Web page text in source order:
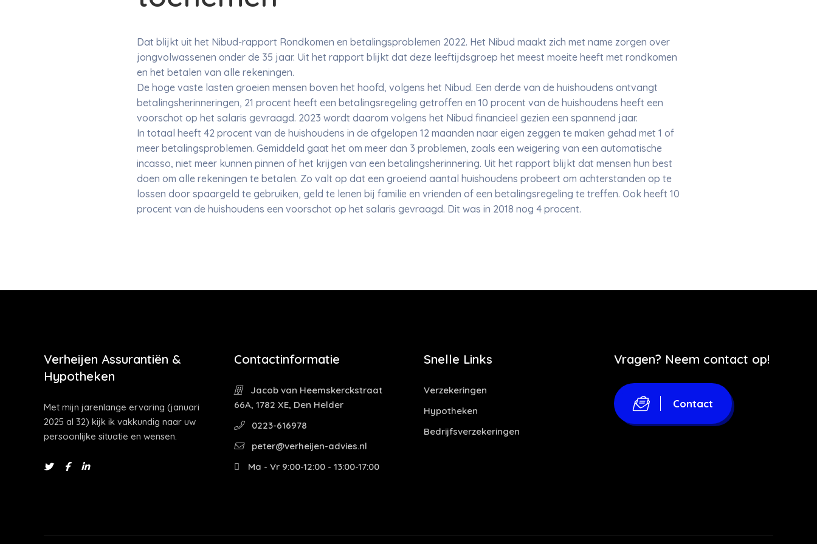
Dat blijkt uit het Nibud-rapport Rondkomen en betalingsproblemen 2022. Het Nibud maakt zich met name zorgen over
jongvolwassenen onder de 35 jaar. Uit het rapport blijkt dat deze leeftijdsgroep het meest moeite heeft met rondkomen
en het betalen van alle rekeningen.
De hoge vaste lasten groeien mensen boven het hoofd, volgens het Nibud. Een derde van de huishoudens ontvangt
betalingsherinneringen, 21 procent heeft een betalingsregeling getroffen en 10 procent van de huishoudens heeft een
voorschot op het salaris gevraagd. 2023 wordt daarom volgens het Nibud financieel gezien een spannend jaar.
In totaal heeft 42 procent van de huishoudens in de afgelopen 12 maanden naar eigen zeggen te maken gehad met 1 of
meer betalingsproblemen. Gemiddeld gaat het om meer dan 3 problemen, zoals een weigering van een automatische
incasso, niet meer kunnen pinnen of het krijgen van een betalingsherinnering. Uit het rapport blijkt dat mensen hun best
doen om alle rekeningen te betalen. Zo valt op dat een groeiend aantal huishoudens probeert om achterstanden op te
lossen door spaargeld te gebruiken, geld te lenen bij familie en vrienden of een betalingsregeling te treffen. Ook heeft 10
procent van de huishoudens een voorschot op het salaris gevraagd. Dit was in 2018 nog 4 procent.
Verheijen Assurantiën &
Hypotheken
Met mijn jarenlange ervaring (januari
2025 al 32) kijk ik vakkundig naar uw
persoonlijke situatie en wensen.
Contactinformatie
Jacob van Heemskerckstraat
66A, 1782 XE, Den Helder
0223-616978
peter@verheijen-advies.nl
Ma - Vr 9:00-12:00 - 13:00-17:00
Snelle Links
Verzekeringen
Hypotheken
Bedrijfsverzekeringen
Vragen? Neem contact op!
Contact